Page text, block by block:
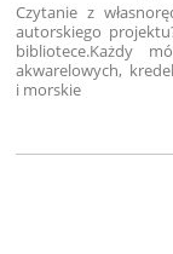
Czytanie z
autorskiego
bibliotece.Każdy
akwarelowych,
i morskie